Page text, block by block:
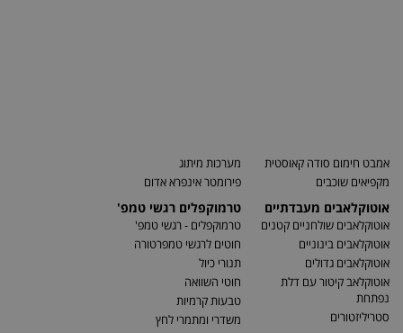
אמבט חימום סודה קאוסטית
מקפיאים שוכבים
אוטוקלאבים מעבדתיים
אוטוקלאבים שולחניים קטנים
אוטוקלאבים בינוניים
אוטוקלאבים גדולים
אוטוקלאב קיטור עם דלת
נפתחת
סטריליזטורים
מערכות מיתוג
פירומטר אינפרא אדום
טרמוקפלים רגשי טמפ'
טרמוקפלים - רגשי טמפ'
חוטים לרגשי טמפרטורה
תנורי כיול
חוטי השוואה
טבעות קרמיות
משדרי ומתמרי לחץ